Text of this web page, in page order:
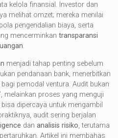
kelola finansial. Investor dan
melihat omzet; mereka menilai
pengendalian biaya, serta
mencerminkan transparansi
.
menjadi tahap penting sebelum
pendanaan bank, menerbitkan
pemodal ventura. Audit bukan
melainkan proses yang menguji
dipercaya untuk mengambil
audit sering berjalan
dan analisis risiko, terutama
Artikel ini membahas